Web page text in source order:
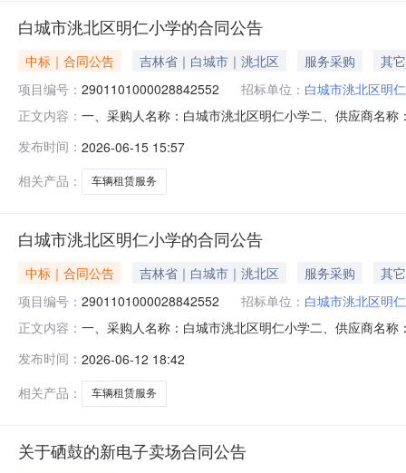
白城市洮北区明仁小学的合同公告
中标｜合同公告 吉林省｜白城市｜洮北区 服务采购
其它
项目编号： 2901101000028842552 招标单位： 白城市洮北区明
正文内容： 一、采购人名称：白城市洮北区明仁小学二、供应商名
3.00366.661099.98服务要求或标的基本概况：七、其
发布时间： 2026-06-15 15:57
相关产品：
车辆租赁服务
白城市洮北区明仁小学的合同公告
中标｜合同公告 吉林省｜白城市｜洮北区 服务采购
其它
项目编号： 2901101000028842552 招标单位： 白城市洮北区明
正文内容： 一、采购人名称：白城市洮北区明仁小学二、供应商名
3.00366.661099.98服务要求或标的基本概况：七、其
发布时间： 2026-06-12 18:42
相关产品：
车辆租赁服务
关于硒鼓的新电子卖场合同公告